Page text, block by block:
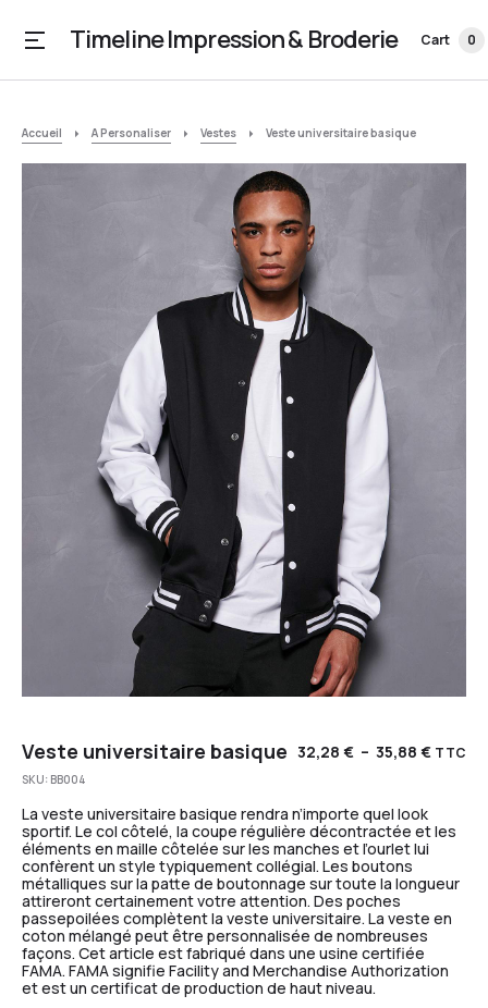
Timeline Impression & Broderie Cart 0
Accueil A Personaliser Vestes Veste universitaire basique
Veste universitaire basique 32,28 € – 35,88 € TTC
SKU: BB004
La veste universitaire basique rendra n’importe quel look
sportif. Le col côtelé, la coupe régulière décontractée et les
éléments en maille côtelée sur les manches et l’ourlet lui
confèrent un style typiquement collégial. Les boutons
métalliques sur la patte de boutonnage sur toute la longueur
attireront certainement votre attention. Des poches
passepoilées complètent la veste universitaire. La veste en
coton mélangé peut être personnalisée de nombreuses
façons. Cet article est fabriqué dans une usine certifiée
FAMA. FAMA signifie Facility and Merchandise Authorization
et est un certificat de production de haut niveau.